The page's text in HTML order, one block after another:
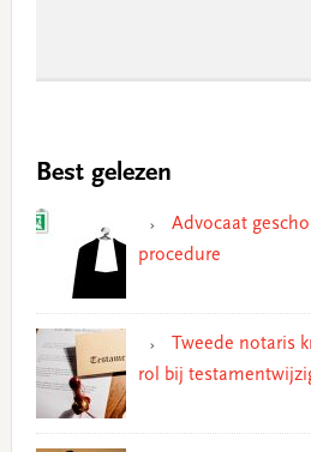
Best gelezen
Advocaat
procedure
Tweede notaris
rol bij